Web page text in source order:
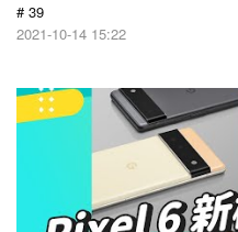
# 39
2021-10-14 15:22